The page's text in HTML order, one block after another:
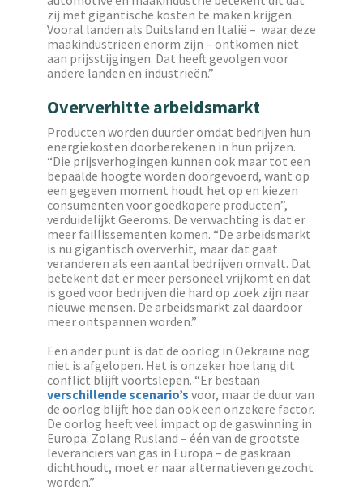
zij met gigantische kosten te maken krijgen.
Vooral landen als Duitsland en Italië – waar deze
maakindustrieën enorm zijn – ontkomen niet
aan prijsstijgingen. Dat heeft gevolgen voor
andere landen en industrieën.”
Oververhitte arbeidsmarkt
Producten worden duurder omdat bedrijven hun
energiekosten doorberekenen in hun prijzen.
“Die prijsverhogingen kunnen ook maar tot een
bepaalde hoogte worden doorgevoerd, want op
een gegeven moment houdt het op en kiezen
consumenten voor goedkopere producten”,
verduidelijkt Geeroms. De verwachting is dat er
meer faillissementen komen. “De arbeidsmarkt
is nu gigantisch oververhit, maar dat gaat
veranderen als een aantal bedrijven omvalt. Dat
betekent dat er meer personeel vrijkomt en dat
is goed voor bedrijven die hard op zoek zijn naar
nieuwe mensen. De arbeidsmarkt zal daardoor
meer ontspannen worden.”
Een ander punt is dat de oorlog in Oekraïne nog
niet is afgelopen. Het is onzeker hoe lang dit
conflict blijft voortslepen. “Er bestaan
verschillende scenario’s voor, maar de duur van
de oorlog blijft hoe dan ook een onzekere factor.
De oorlog heeft veel impact op de gaswinning in
Europa. Zolang Rusland – één van de grootste
leveranciers van gas in Europa – de gaskraan
dichthoudt, moet er naar alternatieven gezocht
worden.”